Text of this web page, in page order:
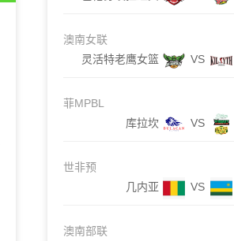
澳南女联
灵活特老鹰女篮
VS
菲MPBL
库拉坎
VS
世非预
几内亚
VS
澳南部联